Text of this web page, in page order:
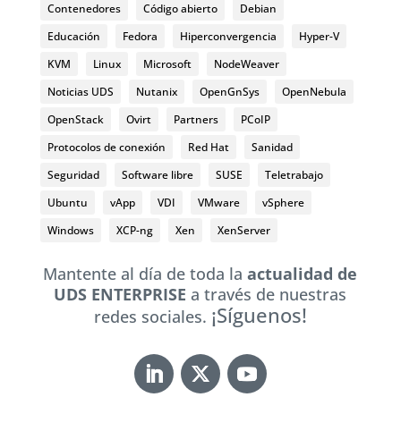
Contenedores
Código abierto
Debian
Educación
Fedora Hiperconvergencia
Hyper-V
KVM
Linux Microsoft
NodeWeaver
Noticias UDS
Nutanix OpenGnSys
OpenNebula
OpenStack
Ovirt Partners
PCoIP
Protocolos de conexión
Red Hat
Sanidad
Seguridad
Software libre SUSE
Teletrabajo
Ubuntu
vApp VDI VMware
vSphere
Windows
XCP-ng Xen XenServer
Mantente al día de toda laactualidad de
UDS ENTERPRISEa través de nuestras
redes sociales. ¡Síguenos!